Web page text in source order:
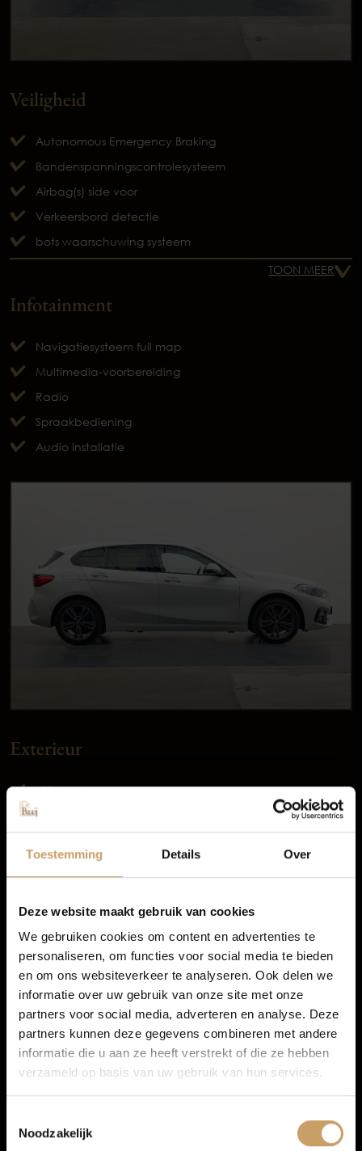
Toestemming Details Over
Deze website maakt gebruik van cookies
We gebruiken cookies om content en advertenties te
personaliseren, om functies voor social media te bieden
en om ons websiteverkeer te analyseren. Ook delen we
informatie over uw gebruik van onze site met onze
partners voor social media, adverteren en analyse. Deze
partners kunnen deze gegevens combineren met andere
informatie die u aan ze heeft verstrekt of die ze hebben
verzameld op basis van uw gebruik van hun services.
Noodzakelijk
Veiligheid
Autonomous Emergency Braking
Bandenspanningscontrolesysteem
Airbag(s) side voor
Verkeersbord detectie
bots waarschuwing systeem
TOON MEER
Infotainment
Navigatiesysteem full map
Multimedia-voorbereiding
Radio
Spraakbediening
Audio installatie
Exterieur
LED koplampen
Elektrisch glazen panorama-dak
Buitenspiegels elektrisch verstelbaar
Occasions
Autolease
Financiering
Autoverzekeringen
Verkoop
Auto onderhoud